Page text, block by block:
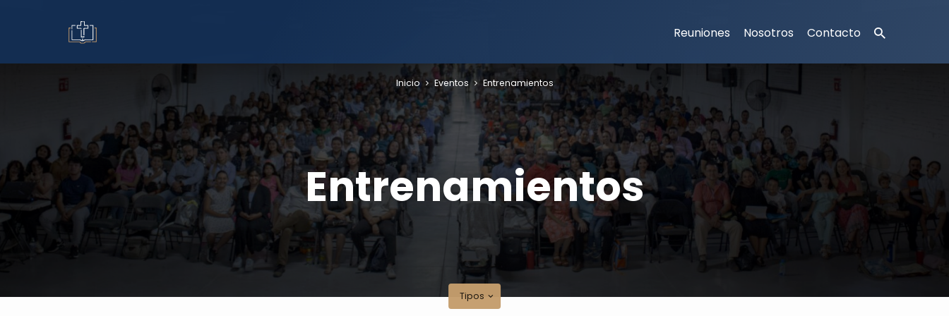
Reuniones Nosotros Contacto
Entrenamientos
Inicio Eventos Entrenamientos
Tipos